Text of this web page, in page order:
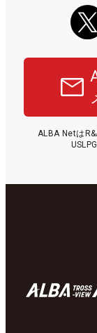
ALBA Netは